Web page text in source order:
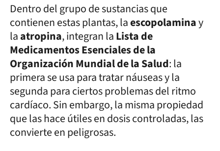
Dentro del grupo de sustancias que
contienen estas plantas, laescopolaminay
laatropina, integran laLista de
Medicamentos Esenciales de la
Organización Mundial de la Salud: la
primera se usa para tratar náuseas y la
segunda para ciertos problemas del ritmo
cardíaco. Sin embargo, la misma propiedad
que las hace útiles en dosis controladas, las
convierte en peligrosas.